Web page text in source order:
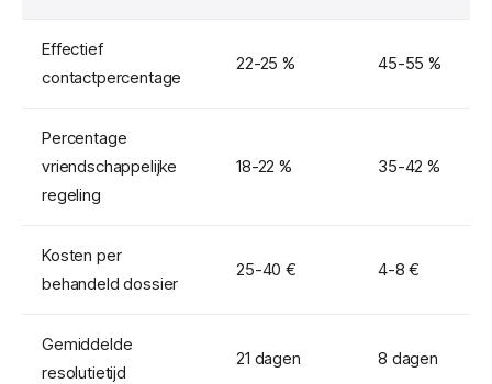
Effectief
contactpercentage
22-25 % 45-55 %
Percentage
vriendschappelijke
regeling
18-22 % 35-42 %
Kosten per
behandeld dossier
25-40 € 4-8 €
Gemiddelde
resolutietijd
21 dagen 8 dagen